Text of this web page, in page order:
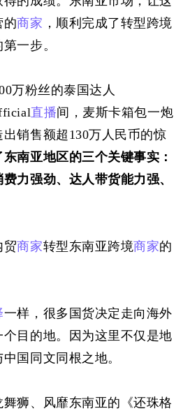
的商家 ，顺利完成了转型跨境
第一步。
万粉丝的泰国达人
直播间，麦斯卡箱包一炮
出销售额超130万人民币的惊
南亚地区的三个关键事实：
力强劲、达人带货能力强、
贸商家转型东南亚跨境商家的
一样，很多国货决定走向海外
目的地。因为这里不仅是地
国同文同根之地。
狮、风靡东南亚的《还珠格